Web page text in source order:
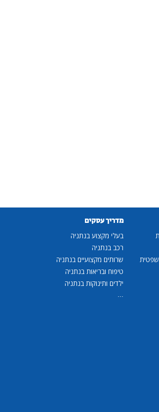
מדריך עסקים
בעלי מקצוע בנתניה
רכב בנתניה
שרותים מקצועיים בנתניה
טיפוח ובריאות בנתניה
ילדים ותינוקות בנתניה